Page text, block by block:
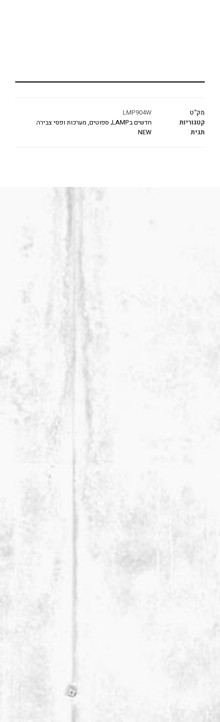
מק"ט
LMP904W
קטגוריות
חדשים בLAMP , ספוטים, מערכות ופסי צבירה
תגית
NEW